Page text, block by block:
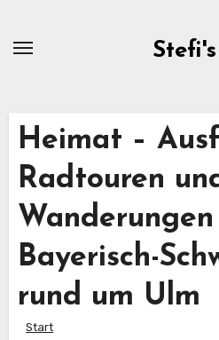
Heimat –
Radtouren
Bayerisch-
rund um Ulm
Start